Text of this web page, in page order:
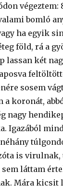
végeztem:
bomló
ha egyik
föld, rá a
lassan két
sosem
a koronát,
nagy
Igazából
is virulnak,
láttam
Mára kicsit